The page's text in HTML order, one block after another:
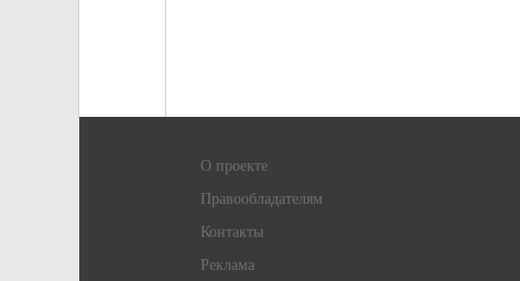
О проекте
Правообладателям
Контакты
Реклама